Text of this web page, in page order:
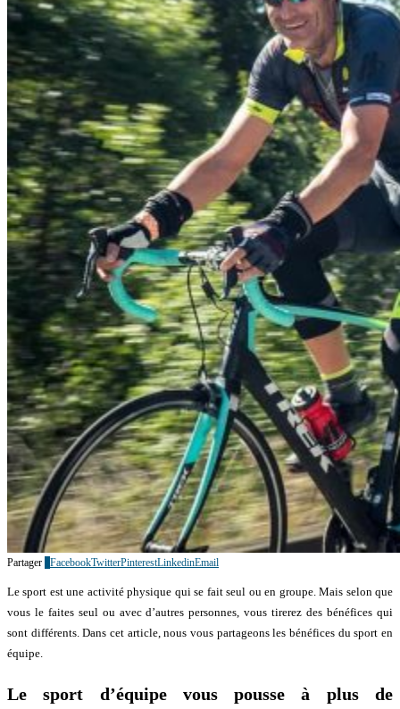
Partager FacebookTwitterPinterestLinkedinEmail
Le sport est une activité physique qui se fait seul ou en groupe. Mais selon que
vous le faites seul ou avec d’autres personnes, vous tirerez des bénéfices qui
sont différents. Dans cet article, nous vous partageons les bénéfices du sport en
équipe.
Le sport d’équipe vous pousse à plus de